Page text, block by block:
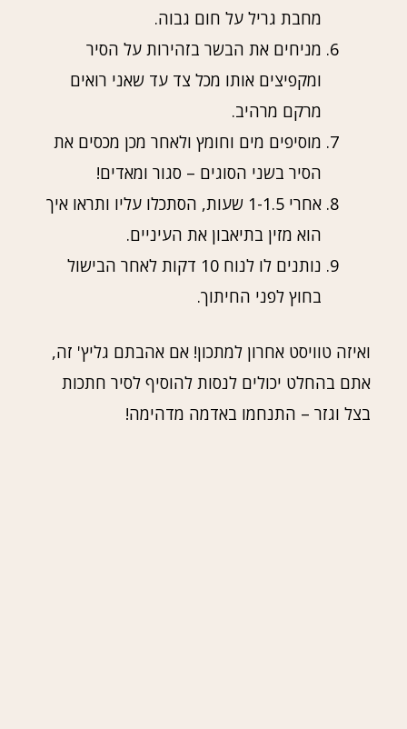
מחבת גריל על חום גבוה.
מניחים את הבשר בזהירות על הסיר
ומקפיצים אותו מכל צד עד שאני רואים
מרקם מרהיב.
מוסיפים מים וחומץ ולאחר מכן מכסים את
הסיר בשני הסוגים – סגור ומאדים!
אחרי 1-1.5 שעות, הסתכלו עליו ותראו איך
הוא מזין בתיאבון את העיניים.
נותנים לו לנוח 10 דקות לאחר הבישול
בחוץ לפני החיתוך.
ואיזה טוויסט אחרון למתכון! אם אהבתם גליץ' זה,
אתם בהחלט יכולים לנסות להוסיף לסיר חתכות
בצל וגזר – התנחמו באדמה מדהימה!